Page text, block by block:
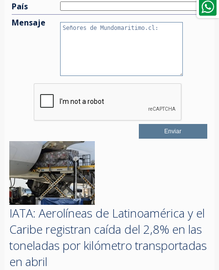
País
Mensaje
IATA: Aerolíneas de Latinoamérica y el
Caribe registran caída del 2,8% en las
toneladas por kilómetro transportadas
en abril